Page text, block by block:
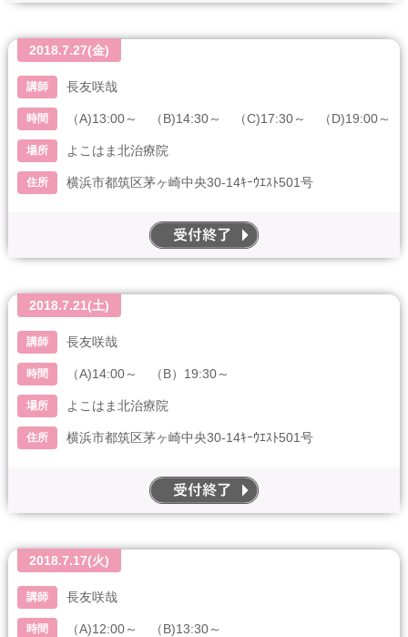
2018.7.27(金)
講師 長友咲哉
時間 （A)13:00～ （B)14:30～ （C)17:30～ （D)19:00～
場所 よこはま北治療院
住所 横浜市都筑区茅ヶ崎中央30-14ｷｰｳｴｽﾄ501号
2018.7.21(土)
講師 長友咲哉
時間 （A)14:00～ （B）19:30～
場所 よこはま北治療院
住所 横浜市都筑区茅ヶ崎中央30-14ｷｰｳｴｽﾄ501号
2018.7.17(火)
講師 長友咲哉
時間 （A)12:00～ （B)13:30～